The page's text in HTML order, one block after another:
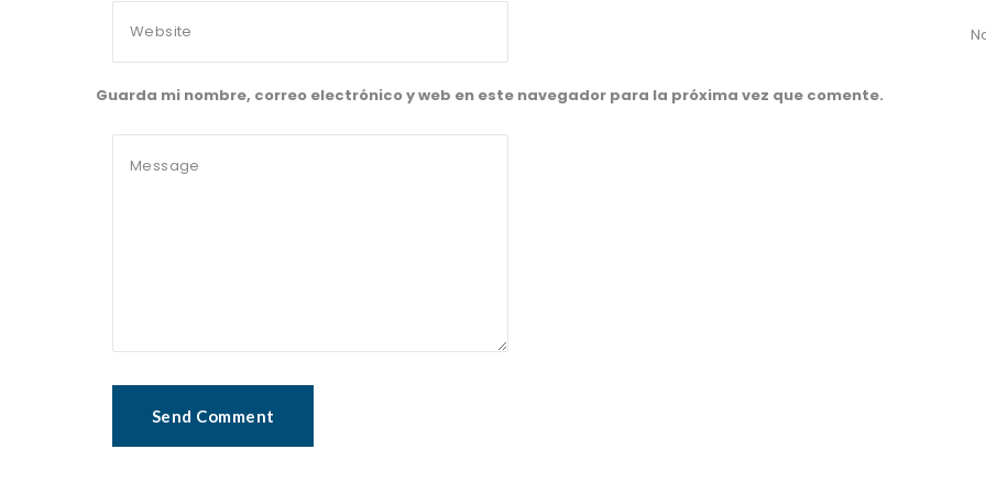
Guarda mi nombre, correo electrónico y web en este navegador para la próxima vez que comente.